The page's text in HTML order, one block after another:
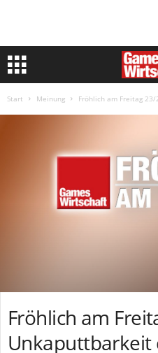
Start Meinung Fröhlich am Freitag
Fröhlich am
Unkaputtbarkeit